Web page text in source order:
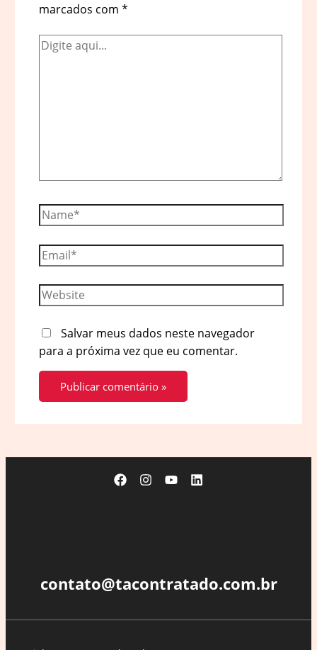
marcados com *
Digite
Name*
Email*
Website
Salvar meus dados neste navegador
para a próxima vez que eu comentar.
contato@tacontratado.com.br